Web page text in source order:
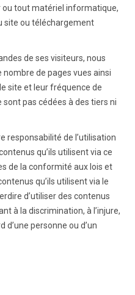
tout matériel informatique,
site ou téléchargement
de ses visiteurs, nous
de pages vues ainsi
site et leur fréquence de
pas cédées à des tiers ni
responsabilité de l’utilisation
qu’ils utilisent via ce
de la conformité aux lois et
qu’ils utilisent via le
d’utiliser des contenus
à la discrimination, à l’injure,
d’une personne ou d’un